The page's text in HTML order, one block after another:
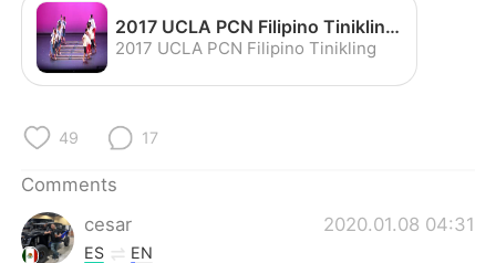
2017 UCLA PCN Filipino Tinikling - YouTube
2017 UCLA PCN Filipino Tinikling
49 17
Comments
cesar
2020.01.08 04:31
ES EN